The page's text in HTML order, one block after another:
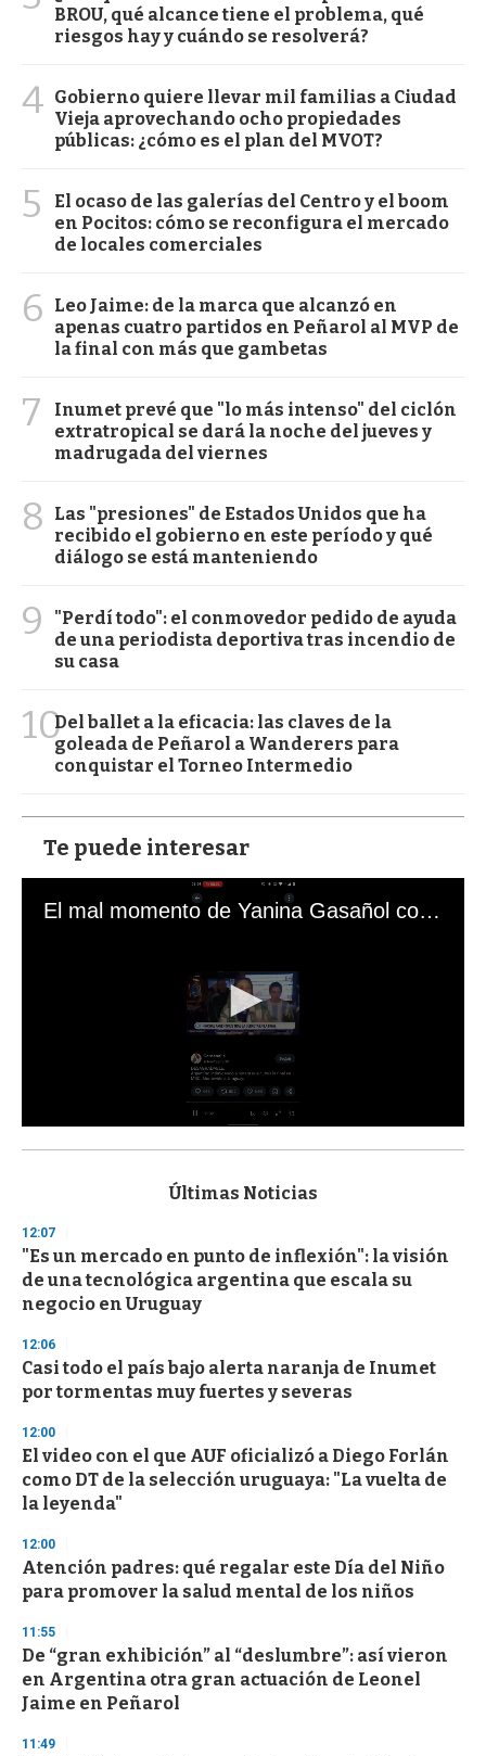
BROU, qué alcance tiene el problema, qué
riesgos hay y cuándo se resolverá?
4 Gobierno quiere llevar mil familias a Ciudad
Vieja aprovechando ocho propiedades
públicas: ¿cómo es el plan del MVOT?
5
El ocaso de las galerías del Centro y el boom
en Pocitos: cómo se reconfigura el mercado
de locales comerciales
6
Leo Jaime: de la marca que alcanzó en
apenas cuatro partidos en Peñarol al MVP de
la final con más que gambetas
7
Inumet prevé que "lo más intenso" del ciclón
extratropical se dará la noche del jueves y
madrugada del viernes
8
Las "presiones" de Estados Unidos que ha
recibido el gobierno en este período y qué
diálogo se está manteniendo
9
"Perdí todo": el conmovedor pedido de ayuda
de una periodista deportiva tras incendio de
su casa
10Del ballet a la eficacia: las claves de la
goleada de Peñarol a Wanderers para
conquistar el Torneo Intermedio
Te puede interesar
El mal momento de Yanina Gasañol con un hincha argentino en "Subrayado"
s
d
s
o
f
3
s
e
c
o
d
s
Últimas Noticias
12:07
"Es un mercado en punto de inflexión": la visión
de una tecnológica argentina que escala su
negocio en Uruguay
12:06
Casi todo el país bajo alerta naranja de Inumet
por tormentas muy fuertes y severas
12:00
El video con el que AUF oficializó a Diego Forlán
como DT de la selección uruguaya: "La vuelta de
la leyenda"
12:00
Atención padres: qué regalar este Día del Niño
para promover la salud mental de los niños
11:55
De “gran exhibición” al “deslumbre”: así vieron
en Argentina otra gran actuación de Leonel
Jaime en Peñarol
11:49